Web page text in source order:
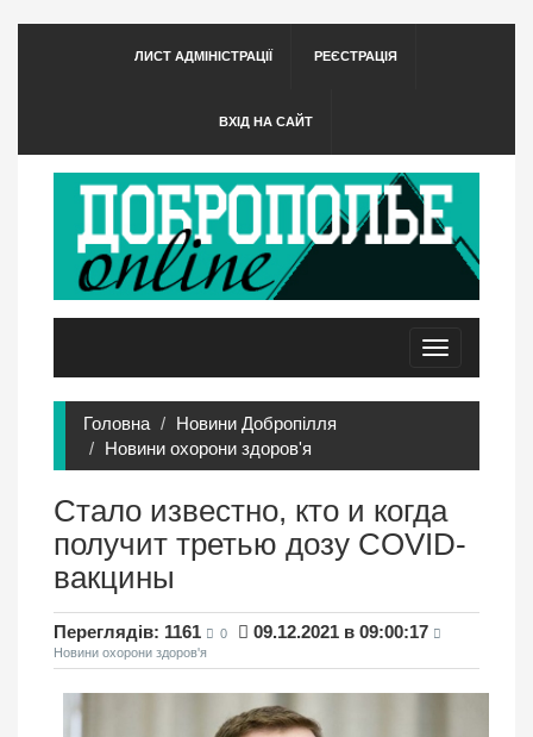
ЛИСТ АДМІНІСТРАЦІЇ РЕЄСТРАЦІЯ
ВХІД НА САЙТ
Toggle
navigation
Головна
Новини Добропілля
Новини охорони здоров'я
Стало известно, кто и когда
получит третью дозу COVID-
вакцины
Переглядів: 1161 0 09.12.2021 в 09:00:17
Новини охорони здоров'я